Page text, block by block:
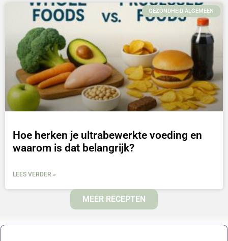
GEZONDHEID ALGEMEEN
Hoe herken je ultrabewerkte voeding en
waarom is dat belangrijk?
LEES VERDER »
MEER RECEPTEN